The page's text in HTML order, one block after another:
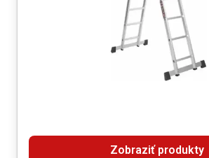
Zobraziť produkty